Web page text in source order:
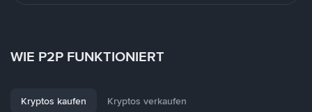
WIE P2P FUNKTIONIERT
Kryptos kaufen Kryptos verkaufen